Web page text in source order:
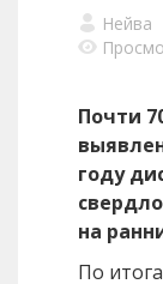
Нейва
Почти
году
на
По